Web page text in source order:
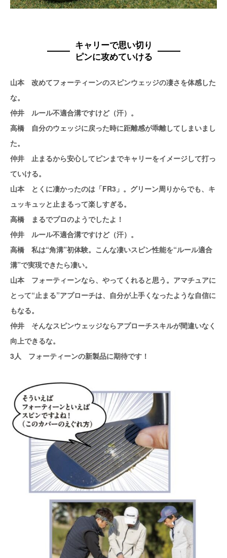
キャリーで思い切り
ピンに攻めていける
山本 改めてフォーティーンのスピンウェッジの凄さを体感した
な。
仲井 ルール不適合溝ですけど（汗）。
高橋 自分のウェッジに戻った時に距離感が乖離してしまいまし
た。
仲井 止まるから安心してピンまでキャリーをイメージして打っ
ていける。
山本 とくに凄かったのは「FR3」。グリーン周りからでも、キ
ュッキュッと止まるって楽しすぎる。
高橋 まるでプロのようでしたよ！
仲井 ルール不適合溝ですけど（汗）。
高橋 私は“角溝”初体験。こんな凄いスピン性能を“ルール適合
溝”で実現できたら凄い。
山本 フォーティーンなら、やってくれると思う。アマチュアに
とって“止まる”アプローチは、自分が上手くなったような自信に
もなる。
仲井 そんなスピンウェッジならアプローチスキルが間違いなく
向上できるな。
3人 フォーティーンの新製品に期待です！